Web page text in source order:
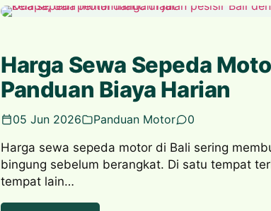
Harga Sewa Sepeda
Panduan Biaya Harian
05 Jun 2026 Panduan Motor
0
Harga sewa sepeda motor di Bali sering
bingung sebelum berangkat. Di satu tempat
tempat lain…